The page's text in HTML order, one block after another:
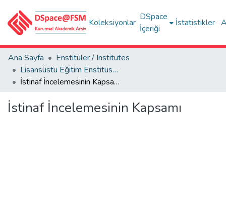
Koleksiyonlar
DSpace
İçeriği
İstatistikler
Ana Sayfa
Enstitüler / Institutes
Lisansüstü Eğitim Enstitüsü Tez Koleksiyonu
İstinaf İncelemesinin Kapsamı
İstinaf İncelemesinin Kapsamı